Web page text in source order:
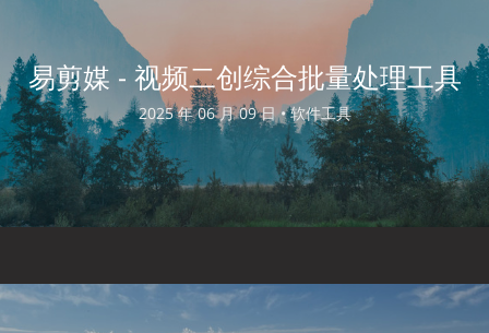
易剪媒 - 视频二创综合批量处理工具
2025 年 06 月 09 日 •软件工具